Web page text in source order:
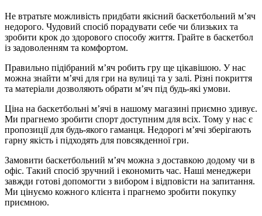
Не втратьте можливість придбати якісний баскетбольний м’яч
недорого. Чудовий спосіб порадувати себе чи близьких та
зробити крок до здорового способу життя. Грайте в баскетбол
із задоволенням та комфортом.
Правильно підібраний м’яч робить гру ще цікавішою. У нас
можна знайти м’ячі для гри на вулиці та у залі. Різні покриття
та матеріали дозволяють обрати м’яч під будь-які умови.
Ціна на баскетбольні м’ячі в нашому магазині приємно здивує.
Ми прагнемо зробити спорт доступним для всіх. Тому у нас є
пропозиції для будь-якого гаманця. Недорогі м’ячі зберігають
гарну якість і підходять для повсякденної гри.
Замовити баскетбольний м’яч можна з доставкою додому чи в
офіс. Такий спосіб зручний і економить час. Наші менеджери
завжди готові допомогти з вибором і відповісти на запитання.
Ми цінуємо кожного клієнта і прагнемо зробити покупку
приємною.